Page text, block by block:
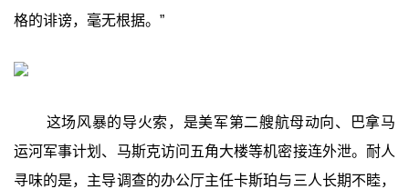
格的诽谤，毫无根据。”
这场风暴的导火索，是美军第二艘航母动向、巴拿马
运河军事计划、马斯克访问五角大楼等机密接连外泄。耐人
寻味的是，主导调查的办公厅主任卡斯珀与三人长期不睦，